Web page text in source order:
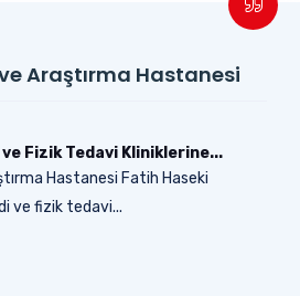
Araştırma Hastanesi
Fizik Tedavi Kliniklerine...
Hastanesi Fatih Haseki
ve fizik tedavi...